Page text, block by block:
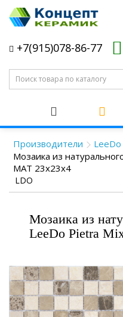
+7(915)078-86-77
Производители LeeDo
Мозаика из
MAT 23x23x4
LDO
Мозаика из
LeeDo Pietra